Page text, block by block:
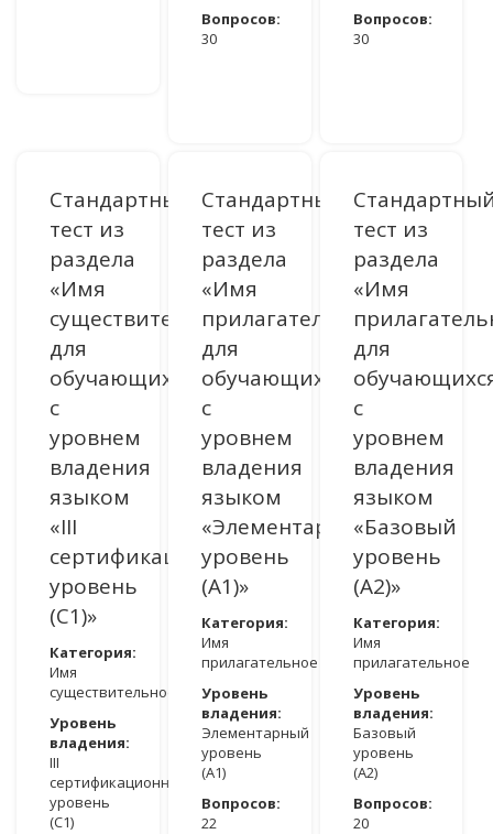
Вопросов:
30
Вопросов:
30
Стандартный
тест из
раздела
«Имя
существительное»
для
обучающихся
с
уровнем
владения
языком
«III
сертификационный
уровень
(C1)»
Категория:
Имя
существительное
Уровень
владения:
III
сертификационный
уровень
(C1)
Стандартный
тест из
раздела
«Имя
прилагательное»
для
обучающихся
с
уровнем
владения
языком
«Элементарный
уровень
(A1)»
Категория:
Имя
прилагательное
Уровень
владения:
Элементарный
уровень
(A1)
Вопросов:
22
тест из
раздела
«Имя
для
с
уровнем
владения
языком
«Базовый
уровень
(A2)»
Категория:
Имя
прилагательное
Уровень
владения:
Базовый
уровень
(A2)
Вопросов:
20